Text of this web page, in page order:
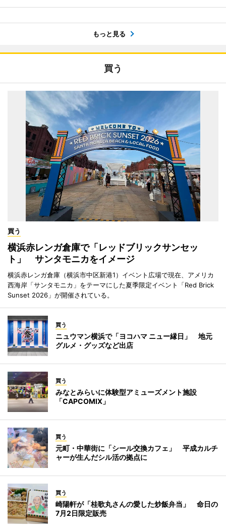
もっと見る
買う
買う
横浜赤レンガ倉庫で「レッドブリックサンセッ
ト」 サンタモニカをイメージ
横浜赤レンガ倉庫（横浜市中区新港1）イベント広場で現在、アメリカ
西海岸「サンタモニカ」をテーマにした夏季限定イベント「Red Brick
Sunset 2026」が開催されている。
買う
ニュウマン横浜で「ヨコハマ ニュー縁日」 地元
グルメ・グッズなど出店
買う
みなとみらいに体験型アミューズメント施設
「CAPCOMIX」
買う
元町・中華街に「シール交換カフェ」 平成カルチ
ャーが生んだシル活の拠点に
買う
崎陽軒が「桂歌丸さんの愛した炒飯弁当」 命日の
7月2日限定販売